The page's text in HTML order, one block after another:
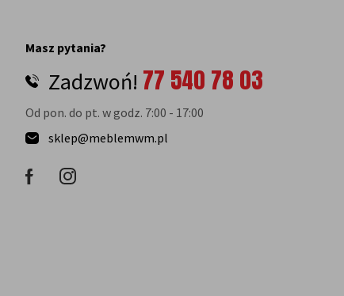
Masz pytania?
Zadzwoń! 77 540 78 03
Od pon. do pt. w godz. 7:00 - 17:00
sklep@meblemwm.pl